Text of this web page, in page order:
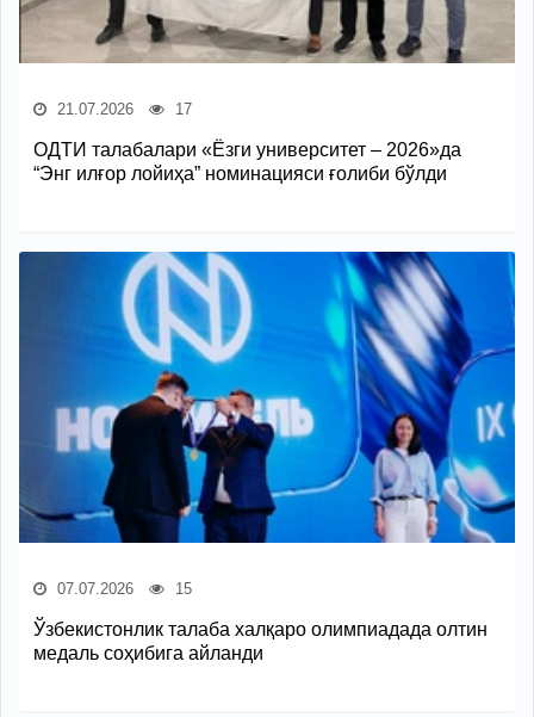
21.07.2026 17
ОДТИ талабалари «Ёзги университет – 2026»да
“Энг илғор лойиҳа” номинацияси ғолиби бўлди
07.07.2026 15
Ўзбекистонлик талаба халқаро олимпиадада олтин
медаль соҳибига айланди